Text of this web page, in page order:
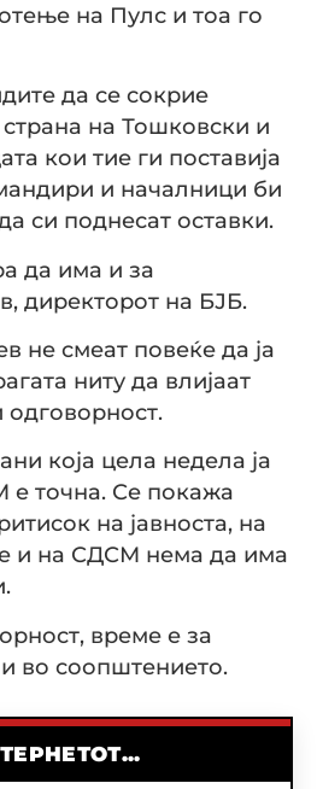
на Пулс и тоа го
да се сокрие
на Тошковски и
кои тие ги поставија
и началници би
си поднесат оставки.
да има и за
директорот на БЈБ.
не смеат повеќе да ја
ниту да влијаат
одговорност.
која цела недела ја
е точна. Се покажа
на јавноста, на
и на СДСМ нема да има
време е за
во соопштението.